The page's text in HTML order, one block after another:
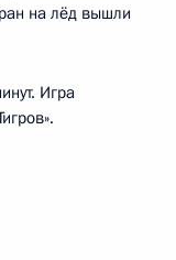
на лёд вышли
Игра